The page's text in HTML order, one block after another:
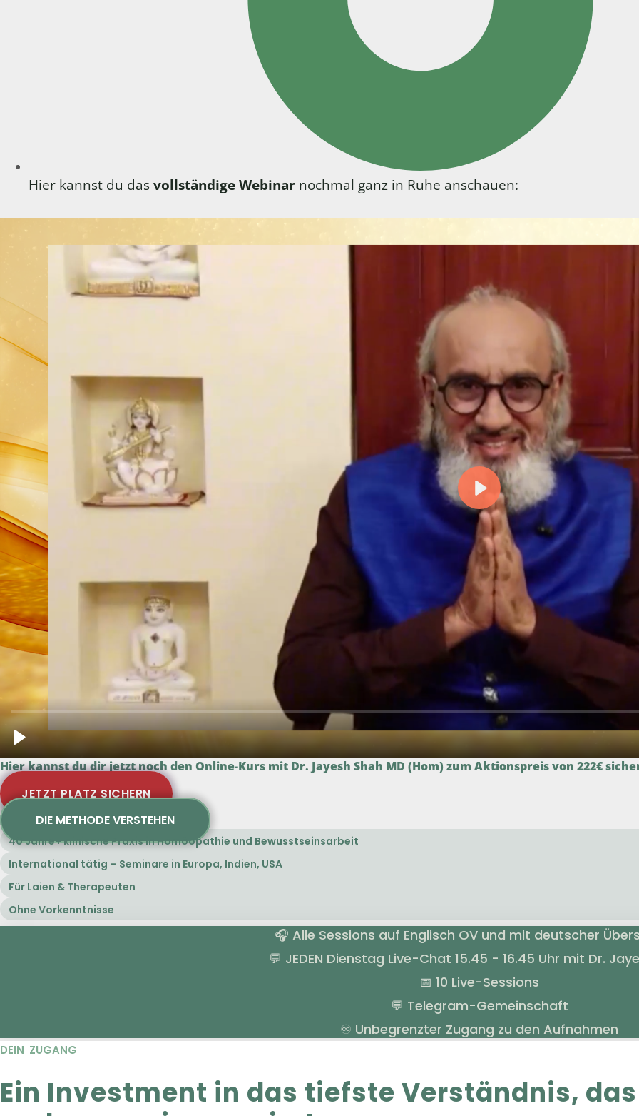
Hier kannst du dasvollständige Webinar nochmal ganz in Ruhe anschauen:
Hier kannst du dir jetzt noch den Online-Kurs mit Dr. Jayesh Shah MD (Hom) zum Aktionspreis von 222€
JETZT PLATZ SICHERN
DIE METHODE VERSTEHEN
40 Jahre+ klinische Praxis in Homöopathie und Bewusstseinsarbeit
International tätig – Seminare in Europa, Indien, USA
Für Laien & Therapeuten
Ohne Vorkenntnisse
🎧 Alle Sessions auf Englisch OV und mit deutscher
💬 JEDEN Dienstag Live-Chat 15.45 - 16.45 Uhr mit Dr.
📅 10 Live-Sessions
💬 Telegram-Gemeinschaft
♾️ Unbegrenzter Zugang zu den Aufnahmen
DEIN ZUGANG
Ein Investment in das tiefste Verständnis,